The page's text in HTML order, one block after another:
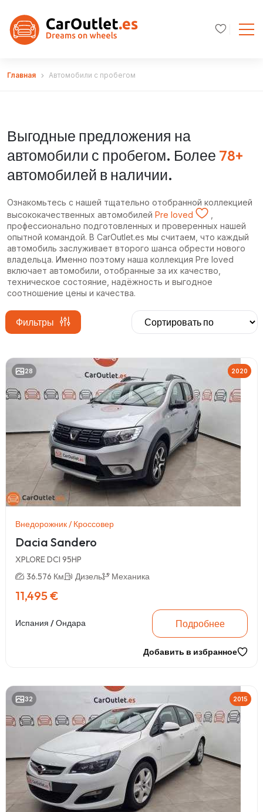
Главная Автомобили с пробегом
Выгодные предложения на
автомобили с пробегом. Более 78+
автомобилей в наличии.
Ознакомьтесь с нашей тщательно отобранной коллекцией
высококачественных автомобилей Pre loved
профессионально подготовленных и проверенных нашей
опытной командой. В CarOutlet.es мы считаем, что каждый
автомобиль заслуживает второго шанса обрести нового
владельца. Именно поэтому наша коллекция Pre loved
включает автомобили, отобранные за их качество,
техническое состояние, надёжность и выгодное
соотношение цены и качества.
Фильтры
28 2020
Внедорожник / Кроссовер
Dacia Sandero
XPLORE DCI 95HP
36.576 Км
Дизель Механика
11,495 €
Испания / Ондара Подробнее
Добавить в избранное
32 2015